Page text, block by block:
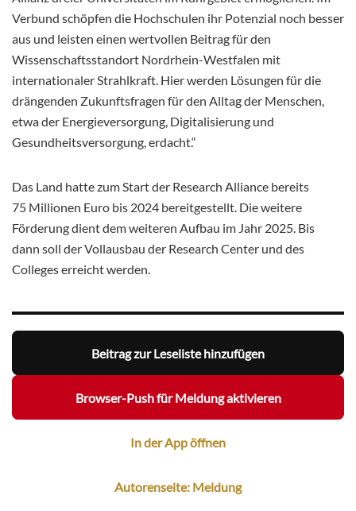
Verbund schöpfen die Hochschulen ihr Potenzial noch besser
aus und leisten einen wertvollen Beitrag für den
Wissenschaftsstandort Nordrhein-Westfalen mit
internationaler Strahlkraft. Hier werden Lösungen für die
drängenden Zukunftsfragen für den Alltag der Menschen,
etwa der Energieversorgung, Digitalisierung und
Gesundheitsversorgung, erdacht.“
Das Land hatte zum Start der Research Alliance bereits
75 Millionen Euro bis 2024 bereitgestellt. Die weitere
Förderung dient dem weiteren Aufbau im Jahr 2025. Bis
dann soll der Vollausbau der Research Center und des
Colleges erreicht werden.
Beitrag zur Leseliste hinzufügen
Browser-Push für Meldung aktivieren
In der App öffnen
Autorenseite: Meldung